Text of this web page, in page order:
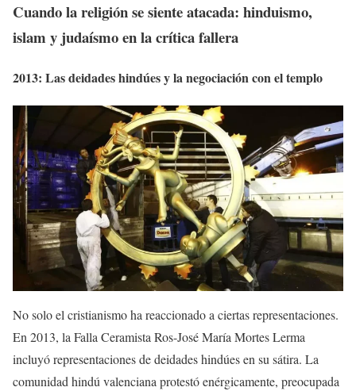
Cuando la religión se siente atacada: hinduismo,
islam y judaísmo en la crítica fallera
2013: Las deidades hindúes y la negociación con el templo
No solo el cristianismo ha reaccionado a ciertas representaciones.
En 2013, la Falla Ceramista Ros-José María Mortes Lerma
incluyó representaciones de deidades hindúes en su sátira. La
comunidad hindú valenciana protestó enérgicamente, preocupada